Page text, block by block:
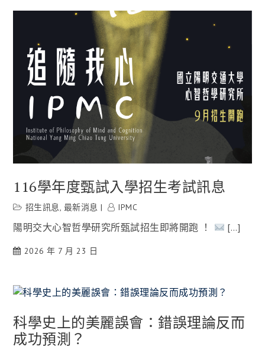
116學年度甄試入學招生考試訊息
招生訊息, 最新消息 IPMC
陽明交大心智哲學研究所甄試招生即將開跑 ！ […]
2026 年 7 月 23 日
科學史上的美麗誤會：錯誤理論反而
成功預測？